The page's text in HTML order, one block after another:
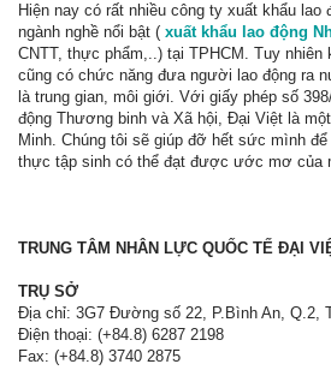
Hiện nay có rất nhiều công ty xuất khẩu lao
ngành nghề nổi bật ( xuất khẩu lao động
CNTT, thực phẩm,..) tại TPHCM. Tuy nhiên
cũng có chức năng đưa người lao động ra
là trung gian, môi giới. Với giấy phép số
động Thương binh và Xã hội, Đại Việt là
Minh. Chúng tôi sẽ giúp đỡ hết sức mình
thực tập sinh có thể đạt được ước mơ của
TRUNG TÂM NHÂN LỰC QUỐC TẾ ĐẠI
TRỤ SỞ
Địa chỉ: 3G7 Đường số 22, P.Bình An, Q.2,
Điện thoại: (+84.8) 6287 2198
Fax: (+84.8) 3740 2875